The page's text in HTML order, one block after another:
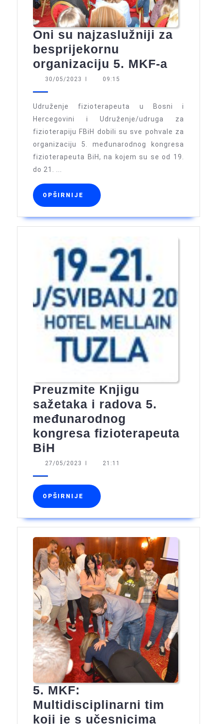
Oni su najzaslužniji za
besprijekornu
organizaciju 5. MKF-a
za
5.
30/05/2023 30/05/2023
I 09:15
Udruženje fizioterapeuta u Bosni i
Hercegovini i Udruženje/udruga za
fizioterapiju FBiH dobili su sve pohvale za
organizaciju 5. međunarodnog kongresa
fizioterapeuta BiH, na kojem su se od 19.
do 21. ...
OPŠIRNIJE OPŠIRNIJE
Preuzmite Knjigu
sažetaka i radova 5.
međunarodnog
kongresa fizioterapeuta
BiH
Knjigu
i
radova
5.
međunarodnog
kongresa
fizioterapeuta
BiH
27/05/2023 27/05/2023
I 21:11
OPŠIRNIJE OPŠIRNIJE
5. MKF:
Multidisciplinarni tim
koji je s učesnicima